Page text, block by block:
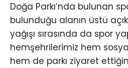
Doğa Parkı’nda bulunan
bulunduğu alanın üstü
yağışı sırasında da spor
hemşehrilerimiz hem
hem de parkı ziyaret